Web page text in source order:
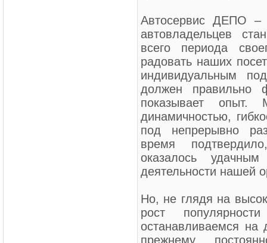
Автосервис ДЕПО –
автовладельцев
всего периода
радовать наших
индивидуальным
должен правильно
показывает опыт.
динамичностью,
под непрерывно
время
оказалось
деятельности нашей
Но, не глядя на
рост
останавливаемся на
прежнему